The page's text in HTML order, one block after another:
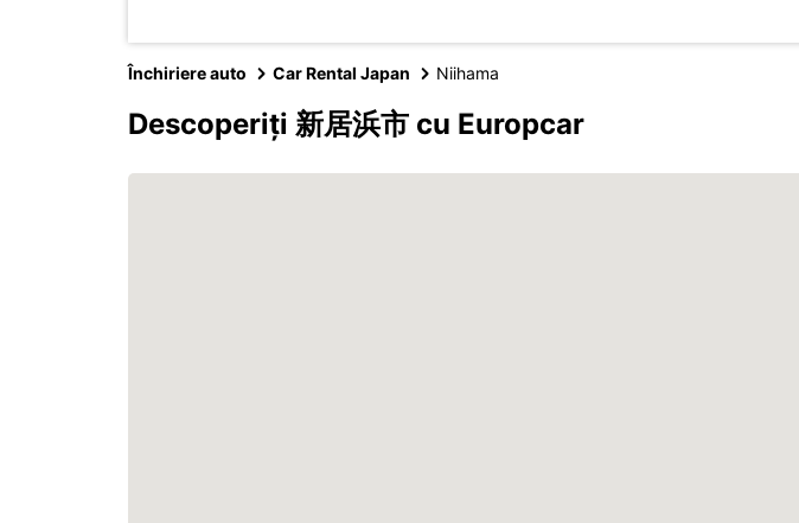
Închiriere auto Car Rental Japan Niihama
Descoperiți 新居浜市 cu Europcar